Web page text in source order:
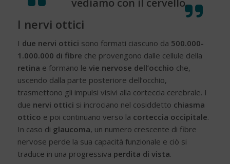
I nervi ottici
I due nervi ottici sono formati ciascuno da 500.000-
1.000.000 di fibre che provengono dalle cellule della
retina e formano le vie nervose dell’occhio che,
uscendo dalla parte posteriore dell’occhio,
trasmettono gli impulsi visivi alla corteccia cerebrale. I
due nervi ottici si incrociano nel cosiddetto chiasma
ottico e poi continuano verso la corteccia occipitale.
In caso di glaucoma, un numero crescente di fibre
nervose perde la sua capacità funzionale e ciò si
traduce in una progressiva perdita di vista.